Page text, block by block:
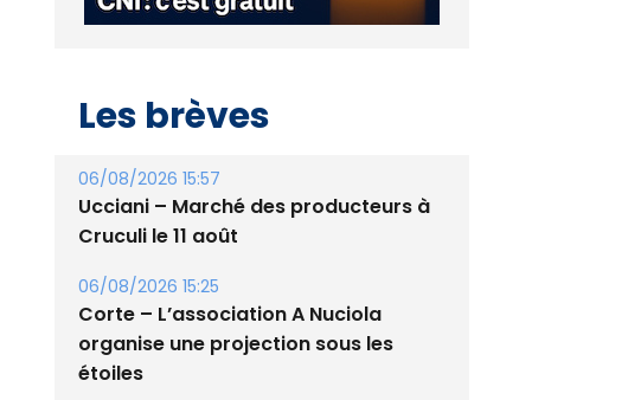
Les brèves
06/08/2026 15:57
Ucciani – Marché des producteurs à
Cruculi le 11 août
06/08/2026 15:25
Corte – L’association A Nuciola
organise une projection sous les
étoiles